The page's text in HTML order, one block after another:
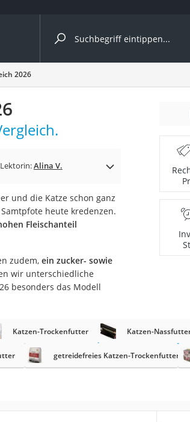
nach Kategorie
2026
Lektorin:Alina V.
und die Katze schon ganz
heute kredenzen.
Fleischanteil
zudem, ein zucker- sowie
wir unterschiedliche
besonders das Modell
Katzen-Trockenfutter Katzen-
getreidefreies Katzen-Trockenfutter